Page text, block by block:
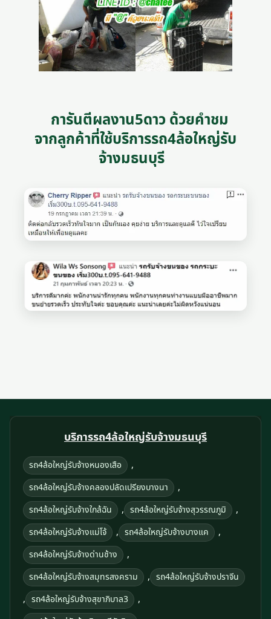
การันตีผลงาน5ดาว ด้วยคำชม
จากลูกค้าที่ใช้บริการรถ4ล้อใหญ่รับ
จ้างมธนบุรี
บริการรถ4ล้อใหญ่รับจ้างมธนบุรี
รถ4ล้อใหญ่รับจ้างหนองเสือ ,
รถ4ล้อใหญ่รับจ้างคลองปลัดเปรียงบางนา ,
รถ4ล้อใหญ่รับจ้างใกล้ฉัน , รถ4ล้อใหญ่รับจ้างสุวรรณภูมิ ,
รถ4ล้อใหญ่รับจ้างแม่โจ้ , รถ4ล้อใหญ่รับจ้างบางแค ,
รถ4ล้อใหญ่รับจ้างด่านช้าง ,
รถ4ล้อใหญ่รับจ้างสมุทรสงคราม , รถ4ล้อใหญ่รับจ้างปราจีน
, รถ4ล้อใหญ่รับจ้างสุขาภิบาล3 ,